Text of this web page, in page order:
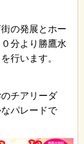
の発展とホー
分より勝鷹水
行います。
チアリーダ
パレードで